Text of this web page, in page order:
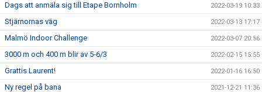
Dags att anmäla sig till Etape Bornholm 2022-03-19 10:33
Stjärnornas väg 2022-03-13 17:17
Malmö Indoor Challenge 2022-03-07 20:56
3000 m och 400 m blir av 5-6/3 2022-02-15 15:55
Grattis Laurent! 2022-01-16 16:50
Ny regel på bana 2021-12-21 11:36